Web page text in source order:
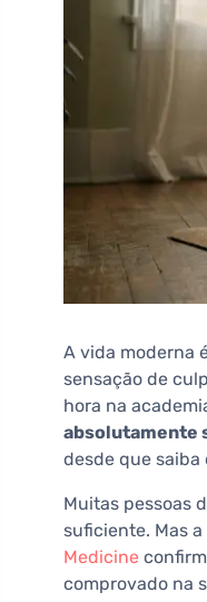
A vida moderna
sensação de
hora na
absolutamente
desde que
Muitas pessoas
suficiente. Mas
Medicine
comprovado na